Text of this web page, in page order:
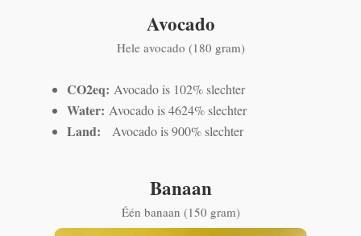
Avocado
Hele avocado (180 gram)
CO2eq:Avocado is 102% slechter
Water:Avocado is 4624% slechter
Land:Avocado is 900% slechter
Banaan
Één banaan (150 gram)